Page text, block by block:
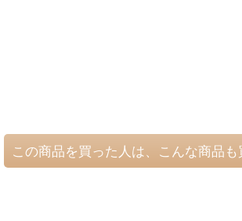
この商品を買った人は、こんな商品